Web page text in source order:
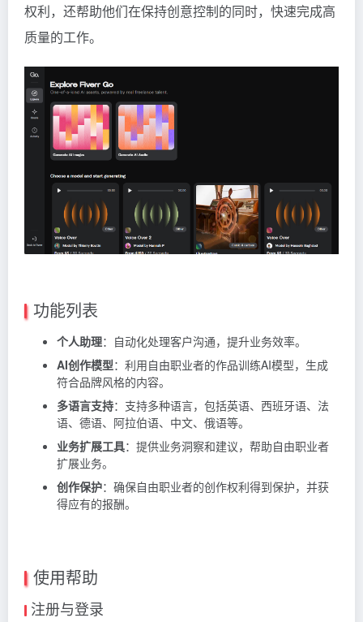
权利，还帮助他们在保持创意控制的同时，快速完成高
质量的工作。
功能列表
个人助理：自动化处理客户沟通，提升业务效率。
AI创作模型：利用自由职业者的作品训练AI模型，生成
符合品牌风格的内容。
多语言支持：支持多种语言，包括英语、西班牙语、法
语、德语、阿拉伯语、中文、俄语等。
业务扩展工具：提供业务洞察和建议，帮助自由职业者
扩展业务。
创作保护：确保自由职业者的创作权利得到保护，并获
得应有的报酬。
使用帮助
注册与登录